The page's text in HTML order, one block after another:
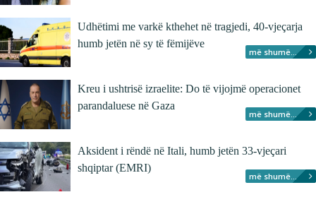
Udhëtimi me varkë kthehet në tragjedi, 40-vjeçarja
humb jetën në sy të fëmijëve
më shumë...
Kreu i ushtrisë izraelite: Do të vijojmë operacionet
parandaluese në Gaza
më shumë...
Aksident i rëndë në Itali, humb jetën 33-vjeçari
shqiptar (EMRI)
më shumë...